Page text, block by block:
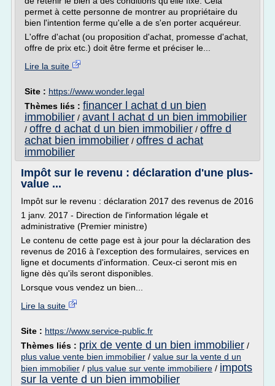
permet à cette personne de montrer au propriétaire du
bien l'intention ferme qu'elle a de s'en porter acquéreur.
L'offre d'achat (ou proposition d'achat, promesse d'achat,
offre de prix etc.) doit être ferme et préciser le...
Lire la suite
Site : https://www.wonder.legal
Thèmes liés : financer l achat d un bien
immobilier / avant l achat d un bien immobilier
/ offre d achat d un bien immobilier / offre d
achat bien immobilier / offres d achat
immobilier
Impôt sur le revenu : déclaration d'une plus-
value ...
Impôt sur le revenu : déclaration 2017 des revenus de 2016
1 janv. 2017 - Direction de l'information légale et
administrative (Premier ministre)
Le contenu de cette page est à jour pour la déclaration des
revenus de 2016 à l'exception des formulaires, services en
ligne et documents d'information. Ceux-ci seront mis en
ligne dès qu'ils seront disponibles.
Lorsque vous vendez un bien...
Lire la suite
Site : https://www.service-public.fr
Thèmes liés : prix de vente d un bien immobilier /
plus value vente bien immobilier / value sur la vente d un
bien immobilier / plus value sur vente immobiliere / impots
sur la vente d un bien immobilier